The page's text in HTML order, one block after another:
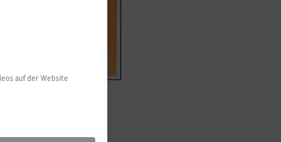
auf der Website